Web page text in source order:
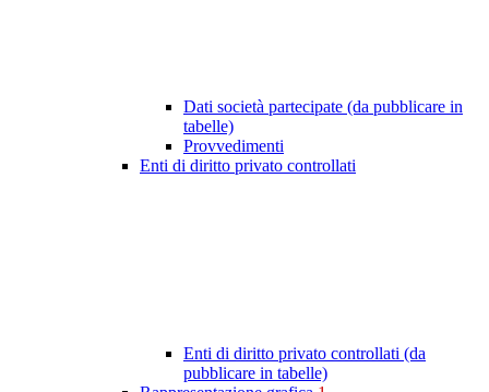
Dati società partecipate (da pubblicare in
tabelle)
Provvedimenti
Enti di diritto privato controllati
Enti di diritto privato controllati (da
pubblicare in tabelle)